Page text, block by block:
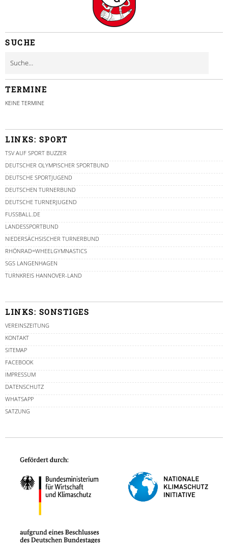
SUCHE
TERMINE
KEINE TERMINE
LINKS: SPORT
TSV AUF SPORT BUZZER
DEUTSCHER OLYMPISCHER SPORTBUND
DEUTSCHE SPORTJUGEND
DEUTSCHEN TURNERBUND
DEUTSCHE TURNERJUGEND
FUSSBALL.DE
LANDESSPORTBUND
NIEDERSÄCHSISCHER TURNERBUND
RHÖNRAD=WHEELGYMNASTICS
SGS LANGENHAGEN
TURNKREIS HANNOVER-LAND
LINKS: SONSTIGES
VEREINSZEITUNG
KONTAKT
SITEMAP
FACEBOOK
IMPRESSUM
DATENSCHUTZ
WHATSAPP
SATZUNG